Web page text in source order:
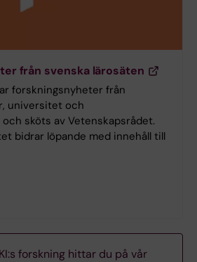
från svenska lärosäten
forskningsnyheter från
universitet och
sköts av Vetenskapsrådet.
bidrar löpande med innehåll till
forskning hittar du på vår